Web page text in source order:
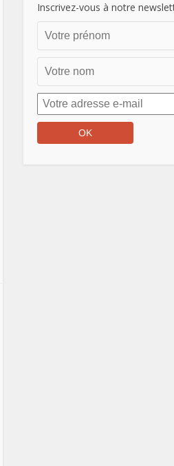
Inscrivez-vous à notre